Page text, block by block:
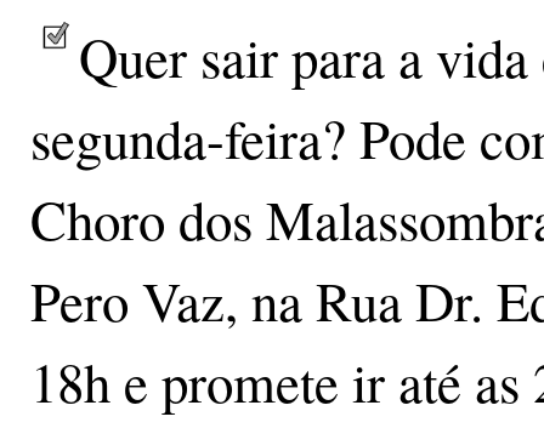
Quer sair para a
segunda-feira? Pode
Choro dos
Pero Vaz, na Rua Dr.
18h e promete ir até as